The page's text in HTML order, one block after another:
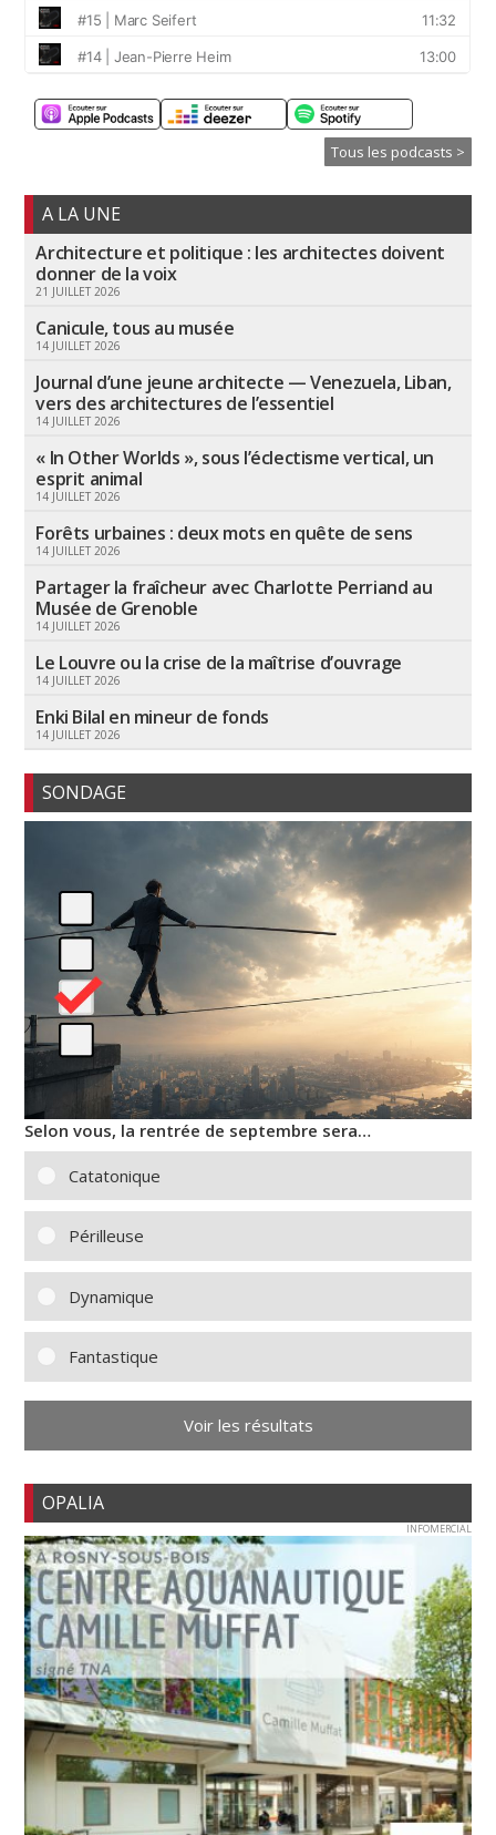
Tous les podcasts >
A LA UNE
Architecture et politique : les architectes doivent
donner de la voix
21 JUILLET 2026
Canicule, tous au musée
14 JUILLET 2026
Journal d’une jeune architecte — Venezuela, Liban,
vers des architectures de l’essentiel
14 JUILLET 2026
« In Other Worlds », sous l’éclectisme vertical, un
esprit animal
14 JUILLET 2026
Forêts urbaines : deux mots en quête de sens
14 JUILLET 2026
Partager la fraîcheur avec Charlotte Perriand au
Musée de Grenoble
14 JUILLET 2026
Le Louvre ou la crise de la maîtrise d’ouvrage
14 JUILLET 2026
Enki Bilal en mineur de fonds
14 JUILLET 2026
SONDAGE
Selon vous, la rentrée de septembre sera…
Catatonique
Périlleuse
Dynamique
Fantastique
Voir les résultats
OPALIA
INFOMERCIAL